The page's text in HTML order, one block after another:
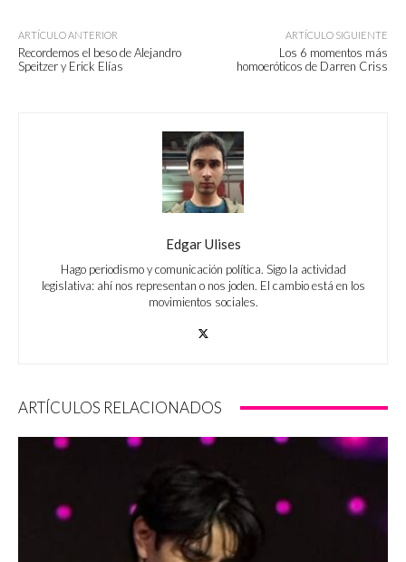
ARTÍCULO ANTERIOR
Recordemos el beso de Alejandro
Speitzer y Erick Elías
ARTÍCULO SIGUIENTE
Los 6 momentos más
homoeróticos de Darren Criss
Edgar Ulises
Hago periodismo y comunicación política. Sigo la actividad
legislativa: ahí nos representan o nos joden. El cambio está en los
movimientos sociales.
ARTÍCULOS RELACIONADOS